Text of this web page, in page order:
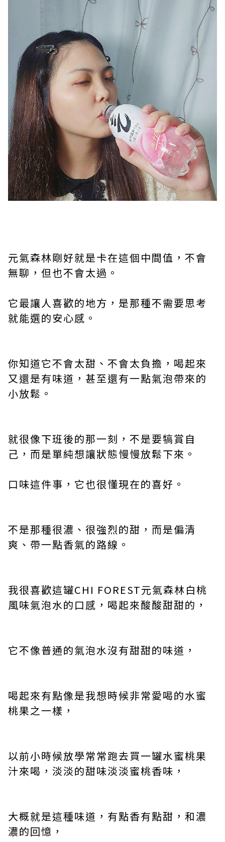
元氣森林剛好就是卡在這個中間值，不會
無聊，但也不會太過。
它最讓人喜歡的地方，是那種不需要思考
就能選的安心感。
你知道它不會太甜、不會太負擔，喝起來
又還是有味道，甚至還有一點氣泡帶來的
小放鬆。
就很像下班後的那一刻，不是要犒賞自
己，而是單純想讓狀態慢慢放鬆下來。
口味這件事，它也很懂現在的喜好。
不是那種很濃、很強烈的甜，而是偏清
爽、帶一點香氣的路線。
我很喜歡這罐CHI FOREST元氣森林白桃
風味氣泡水的口感，喝起來酸酸甜甜的，
它不像普通的氣泡水沒有甜甜的味道，
喝起來有點像是我想時候非常愛喝的水蜜
桃果之一樣，
以前小時候放學常常跑去買一罐水蜜桃果
汁來喝，淡淡的甜味淡淡蜜桃香味，
大概就是這種味道，有點香有點甜，和濃
濃的回憶，